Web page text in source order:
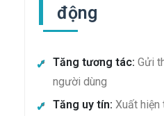
động
Tăng tương tác: Gửi
người dùng
Tăng uy tín: Xuất hiện